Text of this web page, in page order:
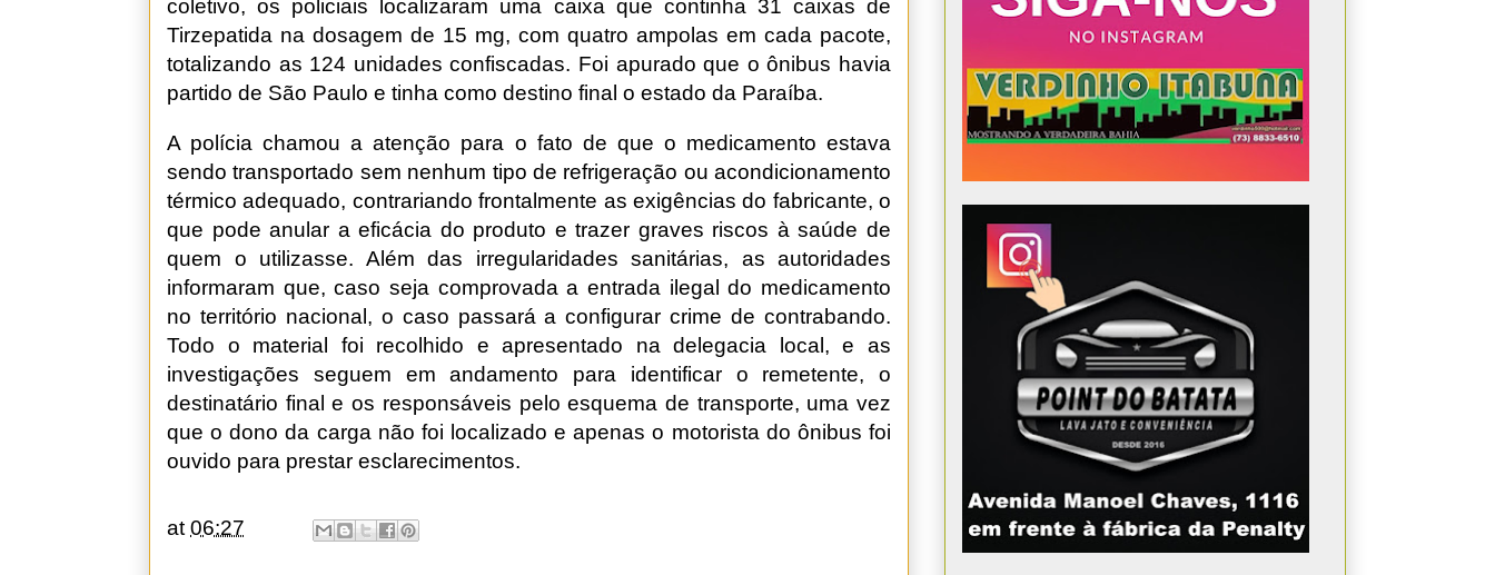
coletivo, os policiais localizaram uma caixa que continha 31 caixas de
Tirzepatida na dosagem de 15 mg, com quatro ampolas em cada pacote,
totalizando as 124 unidades confiscadas. Foi apurado que o ônibus havia
partido de São Paulo e tinha como destino final o estado da Paraíba.
A polícia chamou a atenção para o fato de que o medicamento estava
sendo transportado sem nenhum tipo de refrigeração ou acondicionamento
térmico adequado, contrariando frontalmente as exigências do fabricante, o
que pode anular a eficácia do produto e trazer graves riscos à saúde de
quem o utilizasse. Além das irregularidades sanitárias, as autoridades
informaram que, caso seja comprovada a entrada ilegal do medicamento
no território nacional, o caso passará a configurar crime de contrabando.
Todo o material foi recolhido e apresentado na delegacia local, e as
investigações seguem em andamento para identificar o remetente, o
destinatário final e os responsáveis pelo esquema de transporte, uma vez
que o dono da carga não foi localizado e apenas o motorista do ônibus foi
ouvido para prestar esclarecimentos.
at06:27